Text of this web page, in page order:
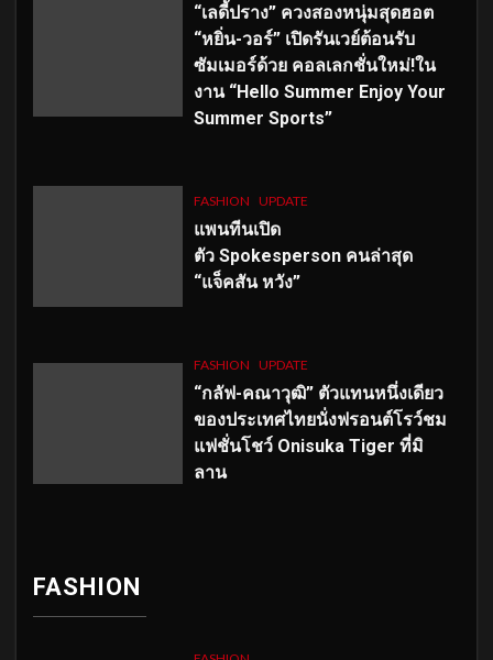
“เลดี้ปราง” ควงสองหนุ่มสุดฮอต
“หยิ่น-วอร์” เปิดรันเวย์ต้อนรับ
ซัมเมอร์ด้วย คอลเลกชั่นใหม่!ใน
งาน “Hello Summer Enjoy Your
Summer Sports”
FASHION UPDATE
แพนทีนเปิด
ตัว Spokesperson คนล่าสุด
“แจ็คสัน หวัง”
FASHION UPDATE
“กลัฟ-คณาวุฒิ” ตัวแทนหนึ่งเดียว
ของประเทศไทยนั่งฟรอนต์โรว์ชม
แฟชั่นโชว์ Onisuka Tiger ที่มิ
ลาน
FASHION